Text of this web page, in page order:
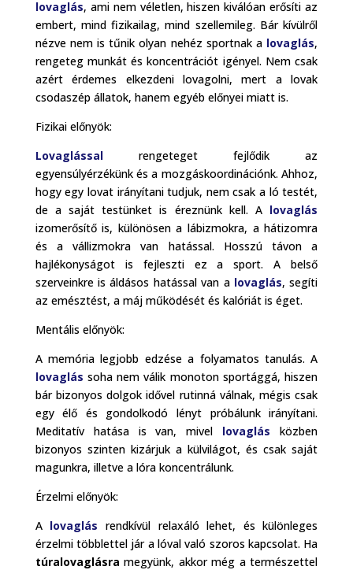
lovaglás, ami nem véletlen, hiszen kiválóan erősíti az
embert, mind fizikailag, mind szellemileg. Bár kívülről
nézve nem is tűnik olyan nehéz sportnak a lovaglás,
rengeteg munkát és koncentrációt igényel. Nem csak
azért érdemes elkezdeni lovagolni, mert a lovak
csodaszép állatok, hanem egyéb előnyei miatt is.
Fizikai előnyök:
Lovaglássalrengeteget fejlődik az
egyensúlyérzékünk és a mozgáskoordinációnk. Ahhoz,
hogy egy lovat irányítani tudjuk, nem csak a ló testét,
de a saját testünket is éreznünk kell. A lovaglás
izomerősítő is, különösen a lábizmokra, a hátizomra
és a vállizmokra van hatással. Hosszú távon a
hajlékonyságot is fejleszti ez a sport. A belső
szerveinkre is áldásos hatással van a lovaglás, segíti
az emésztést, a máj működését és kalóriát is éget.
Mentális előnyök:
A memória legjobb edzése a folyamatos tanulás. A
lovaglás soha nem válik monoton sportággá, hiszen
bár bizonyos dolgok idővel rutinná válnak, mégis csak
egy élő és gondolkodó lényt próbálunk irányítani.
Meditatív hatása is van, mivel lovaglás közben
bizonyos szinten kizárjuk a külvilágot, és csak saját
magunkra, illetve a lóra koncentrálunk.
Érzelmi előnyök:
A lovaglás rendkívül relaxáló lehet, és különleges
érzelmi többlettel jár a lóval való szoros kapcsolat. Ha
túralovaglásra megyünk, akkor még a természettel